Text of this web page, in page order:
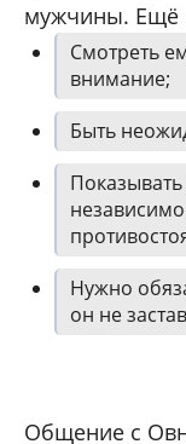
мужчины. Ещё
Смотреть
внимание;
Быть
Нужно
он не
Общение с